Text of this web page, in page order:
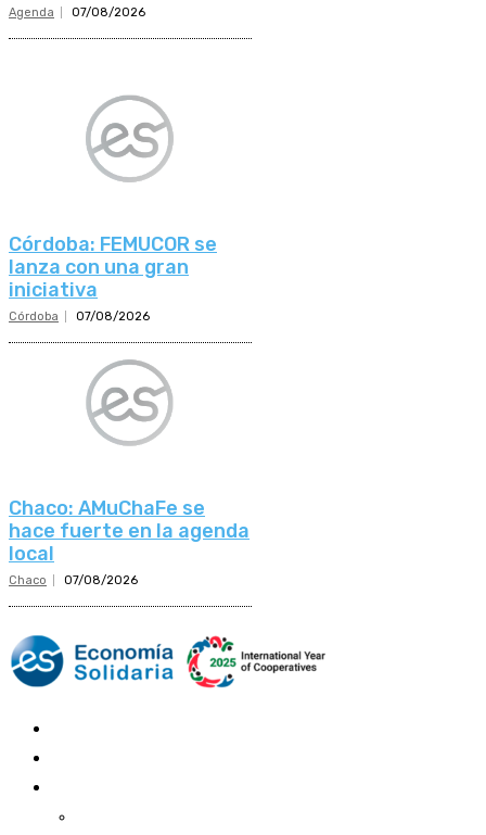
Agenda 07/08/2026
Córdoba: FEMUCOR se
lanza con una gran
iniciativa
Córdoba 07/08/2026
Chaco: AMuChaFe se
hace fuerte en la agenda
local
Chaco 07/08/2026